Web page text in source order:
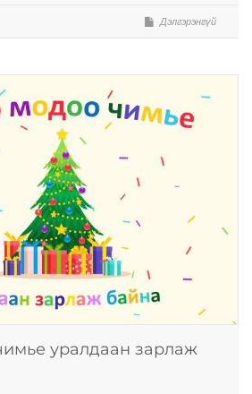
Дэлгэрэнгүй
уралдаан зарлаж